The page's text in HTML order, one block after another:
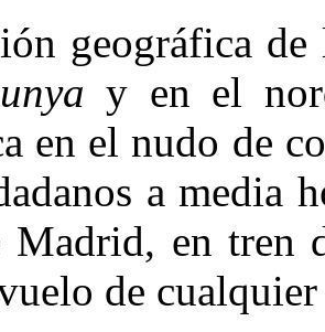
geográfica
y en el
en el nudo de
a media
Madrid, en tren
de